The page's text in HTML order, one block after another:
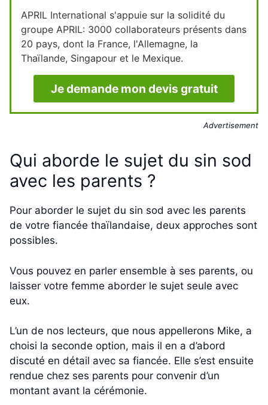
APRIL International s'appuie sur la solidité du
groupe APRIL: 3000 collaborateurs présents dans
20 pays, dont la France, l'Allemagne, la
Thaïlande, Singapour et le Mexique.
Je demande mon devis gratuit
Advertisement
Qui aborde le sujet du sin sod
avec les parents ?
Pour aborder le sujet du sin sod avec les parents
de votre fiancée thaïlandaise, deux approches sont
possibles.
Vous pouvez en parler ensemble à ses parents, ou
laisser votre femme aborder le sujet seule avec
eux.
L’un de nos lecteurs, que nous appellerons Mike, a
choisi la seconde option, mais il en a d’abord
discuté en détail avec sa fiancée. Elle s’est ensuite
rendue chez ses parents pour convenir d’un
montant avant la cérémonie.